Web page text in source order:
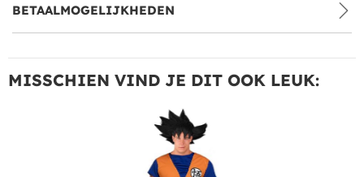
BETAALMOGELIJKHEDEN
MISSCHIEN VIND JE DIT OOK LEUK: